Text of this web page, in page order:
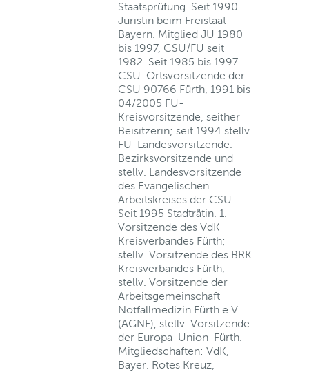
Staatsprüfung. Seit 1990
Juristin beim Freistaat
Bayern. Mitglied JU 1980
bis 1997, CSU/FU seit
1982. Seit 1985 bis 1997
CSU-Ortsvorsitzende der
CSU 90766 Fürth, 1991 bis
04/2005 FU-
Kreisvorsitzende, seither
Beisitzerin; seit 1994 stellv.
FU-Landesvorsitzende.
Bezirksvorsitzende und
stellv. Landesvorsitzende
des Evangelischen
Arbeitskreises der CSU.
Seit 1995 Stadträtin. 1.
Vorsitzende des VdK
Kreisverbandes Fürth;
stellv. Vorsitzende des BRK
Kreisverbandes Fürth,
stellv. Vorsitzende der
Arbeitsgemeinschaft
Notfallmedizin Fürth e.V.
(AGNF), stellv. Vorsitzende
der Europa-Union-Fürth.
Mitgliedschaften: VdK,
Bayer. Rotes Kreuz,